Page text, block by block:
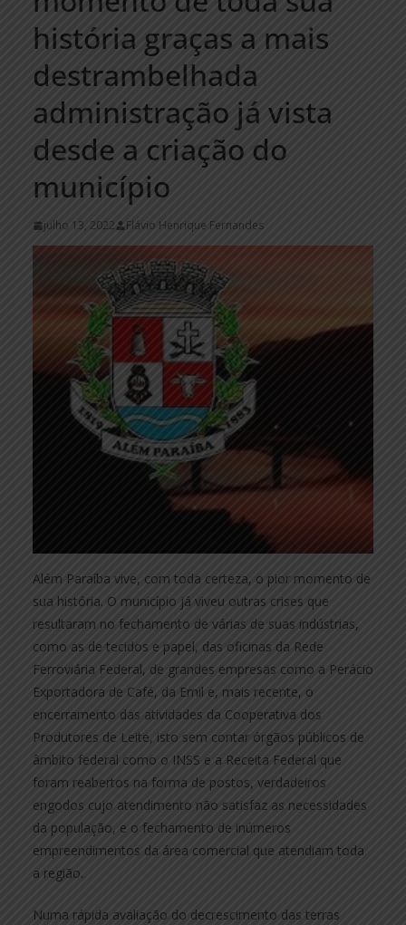
história graças a mais
destrambelhada
administração já vista
desde a criação do
município
julho 13, 2022 Flávio Henrique Fernandes
Além Paraíba vive, com toda certeza, o pior momento de
sua história. O município já viveu outras crises que
resultaram no fechamento de várias de suas indústrias,
como as de tecidos e papel, das oficinas da Rede
Ferroviária Federal, de grandes empresas como a Perácio
Exportadora de Café, da Emil e, mais recente, o
encerramento das atividades da Cooperativa dos
Produtores de Leite, isto sem contar órgãos públicos de
âmbito federal como o INSS e a Receita Federal que
foram reabertos na forma de postos, verdadeiros
engodos cujo atendimento não satisfaz as necessidades
da população, e o fechamento de inúmeros
empreendimentos da área comercial que atendiam toda
a região.
Numa rápida avaliação do decrescimento das terras